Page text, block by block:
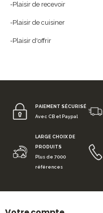
-Plaisir de recevoir
-Plaisir de cuisiner
-Plaisir d'offrir
PAIEMENT SÉCURISÉ
Avec CB et Paypal
LARGE CHOIX DE
PRODUITS
Plus de 7000
références